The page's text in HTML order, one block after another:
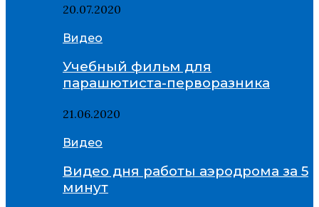
20.07.2020
Видео
Учебный фильм для
парашютиста-перворазника
21.06.2020
Видео
Видео дня работы аэродрома за 5
минут